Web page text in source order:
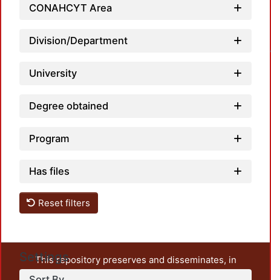
CONAHCYT Area
Division/Department
University
Degree obtained
Program
Has files
Reset filters
Settings
This repository preserves and disseminates, in
unrestricted open access, the teaching and research